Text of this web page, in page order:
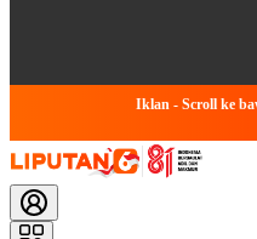
Iklan - Scroll ke